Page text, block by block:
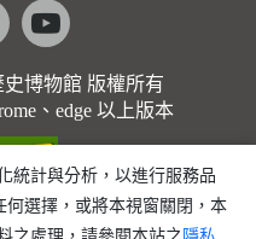
instagramyoutube
史博物館 版權所有
、edge 以上版本
統計與分析，以進行服務品
選擇，或將本視窗關閉，本
之處理，請參閱本站之 隱私